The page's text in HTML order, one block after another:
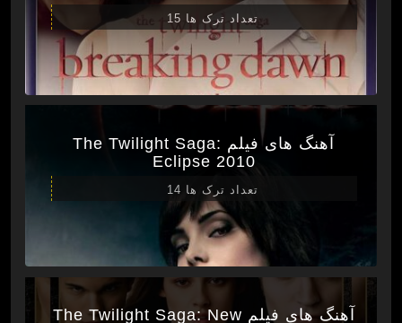
تعداد ترک ها 15
آهنگ های فیلم The Twilight Saga:
Eclipse 2010
تعداد ترک ها 14
آهنگ های فیلم The Twilight Saga: New